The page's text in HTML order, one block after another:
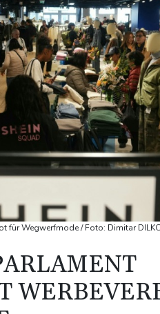
für Wegwerfmode / Foto: Dimitar